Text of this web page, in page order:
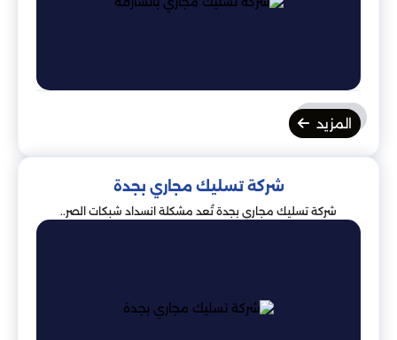
المزيد
شركة تسليك مجاري بجدة
شركة تسليك مجاري بجدة تُعد مشكلة انسداد شبكات الصر..